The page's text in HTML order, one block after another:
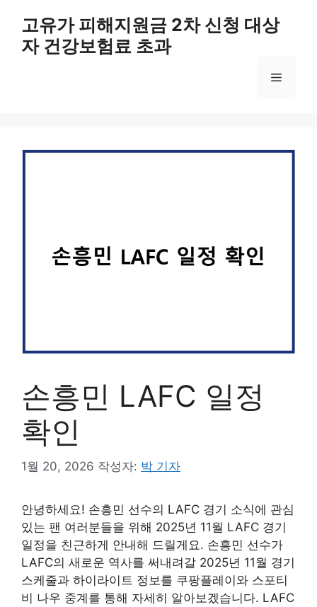
고유가 피해지원금 2차 신청 대상
자 건강보험료 초과
메
손흥민 LAFC 일정
확인
1월 20, 2026 작성자: 박 기자
안녕하세요! 손흥민 선수의 LAFC 경기 소식에 관심
있는 팬 여러분들을 위해 2025년 11월 LAFC 경기
일정을 친근하게 안내해 드릴게요. 손흥민 선수가
LAFC의 새로운 역사를 써내려갈 2025년 11월 경기
스케줄과 하이라이트 정보를 쿠팡플레이와 스포티
비 나우 중계를 통해 자세히 알아보겠습니다. LAFC